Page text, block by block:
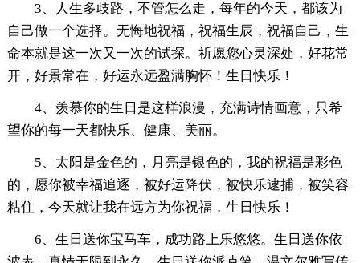
3、人生多歧路，不管怎么走，每年的今天，都该为
自己做一个选择。无悔地祝福，祝福生辰，祝福自己，生
命本就是这一次又一次的试探。祈愿您心灵深处，好花常
开，好景常在，好运永远盈满胸怀！生日快乐！
4、羡慕你的生日是这样浪漫，充满诗情画意，只希
望你的每一天都快乐、健康、美丽。
5、太阳是金色的，月亮是银色的，我的祝福是彩色
的，愿你被幸福追逐，被好运降伏，被快乐逮捕，被笑容
粘住，今天就让我在远方为你祝福，生日快乐！
6、生日送你宝马车，成功路上乐悠悠。生日送你依